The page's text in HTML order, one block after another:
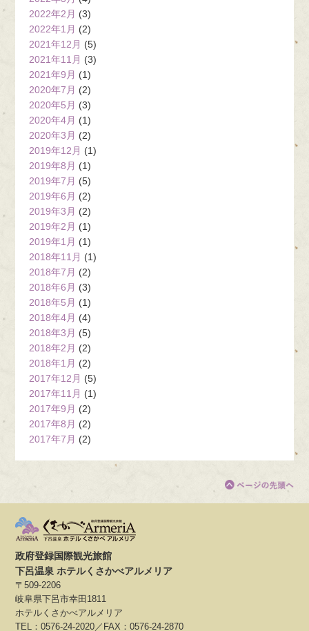
2022年2月 (3)
2022年1月 (2)
2021年12月 (5)
2021年11月 (3)
2021年9月 (1)
2020年7月 (2)
2020年5月 (3)
2020年4月 (1)
2020年3月 (2)
2019年12月 (1)
2019年8月 (1)
2019年7月 (5)
2019年6月 (2)
2019年3月 (2)
2019年2月 (1)
2019年1月 (1)
2018年11月 (1)
2018年7月 (2)
2018年6月 (3)
2018年5月 (1)
2018年4月 (4)
2018年3月 (5)
2018年2月 (2)
2018年1月 (2)
2017年12月 (5)
2017年11月 (1)
2017年9月 (2)
2017年8月 (2)
2017年7月 (2)
政府登録国際観光旅館
下呂温泉 ホテルくさかべアルメリア
〒509-2206
岐阜県下呂市幸田1811
ホテルくさかべアルメリア
TEL：0576-24-2020／FAX：0576-24-2870